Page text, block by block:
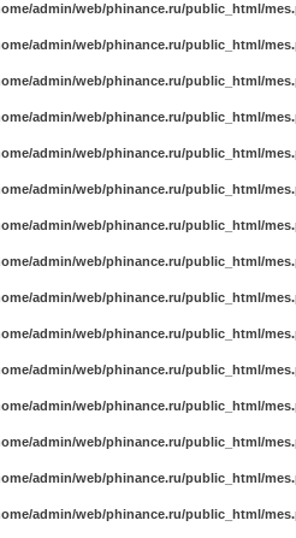
admin/web/phinance.ru/public_html/
admin/web/phinance.ru/public_html/
admin/web/phinance.ru/public_html/
admin/web/phinance.ru/public_html/
admin/web/phinance.ru/public_html/
admin/web/phinance.ru/public_html/
admin/web/phinance.ru/public_html/
admin/web/phinance.ru/public_html/
admin/web/phinance.ru/public_html/
admin/web/phinance.ru/public_html/
admin/web/phinance.ru/public_html/
admin/web/phinance.ru/public_html/
admin/web/phinance.ru/public_html/
admin/web/phinance.ru/public_html/
admin/web/phinance.ru/public_html/